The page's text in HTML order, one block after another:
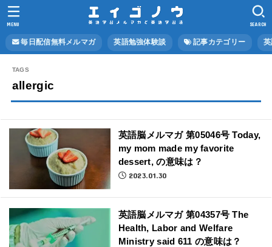
毎日配信無料メルマガ 英語勉強体験談 記事カテゴリー
SEARCH
MENU
allergic
英語脳メルマガ 第05046号 Today,
my mom made my favorite
dessert, の意味は？
2023.01.30
英語脳メルマガ 第04357号 The
Health, Labor and Welfare
Ministry said 611 の意味は？